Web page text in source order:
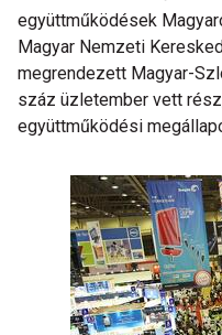
együttműködések
Magyar Nemzeti
megrendezett Magyar-
száz üzletember vett
együttműködési